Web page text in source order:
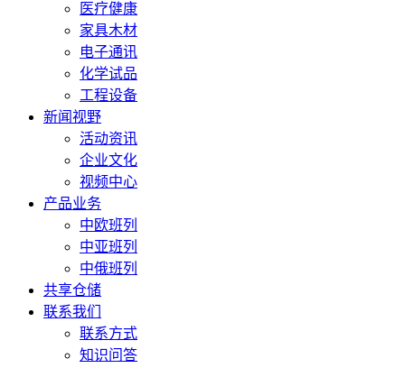
医疗健康
家具木材
电子通讯
化学试品
工程设备
新闻视野
活动资讯
企业文化
视频中心
产品业务
中欧班列
中亚班列
中俄班列
共享仓储
联系我们
联系方式
知识问答